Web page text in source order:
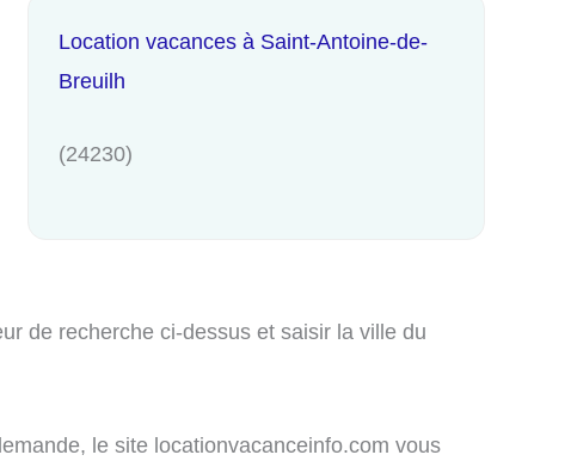
Location vacances à Saint-Antoine-de-
Breuilh
(24230)
de recherche ci-dessus et saisir la ville du
le site locationvacanceinfo.com vous